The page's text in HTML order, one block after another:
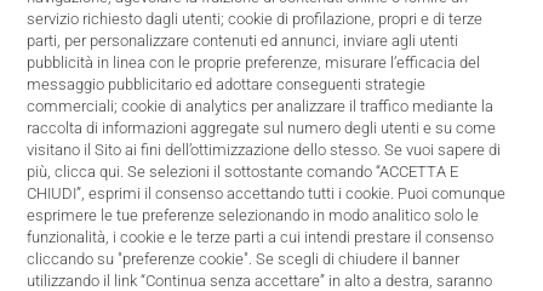
Non avrai credito residuo sufficiente a coprire il costo
mensile dell’offerta
Non siano passate almeno 14 giorni dall’ultima
richiesta di Restart
Manchino 48 ore o meno alla data di addebito del
costo previsto dall’offerta
Hai già utilizzato il servizio Restart per 2 volte
consecutive; al fine di poter fruire nuovamente del
servizio richiesto dagli utenti; cookie di profilazione, propri e di terze
parti, per personalizzare contenuti ed annunci, inviare agli utenti
pubblicità in linea con le proprie preferenze, misurare l’efficacia del
messaggio pubblicitario ed adottare conseguenti strategie
commerciali; cookie di analytics per analizzare il traffico mediante la
raccolta di informazioni aggregate sul numero degli utenti e su come
visitano il Sito ai fini dell’ottimizzazione dello stesso. Se vuoi sapere di
più, clicca qui. Se selezioni il sottostante comando “ACCETTA E
CHIUDI”, esprimi il consenso accettando tutti i cookie. Puoi comunque
esprimere le tue preferenze selezionando in modo analitico solo le
funzionalità, i cookie e le terze parti a cui intendi prestare il consenso
cliccando su "preferenze cookie". Se scegli di chiudere il banner
utilizzando il link “Continua senza accettare” in alto a destra, saranno